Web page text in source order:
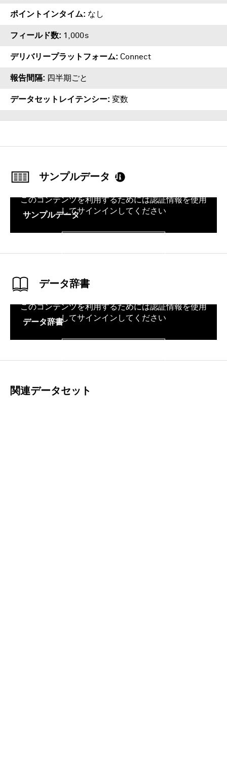
ポイントインタイム なし
フィールド数 1,000s
デリバリープラットフォーム Connect
報告間隔 四半期ごと
データセットレイテンシー 変数
サンプルデータ
サンプルデータ
このコンテンツを利用するためには認証情報を使用
してサインインしてください
データ辞書
データ辞書
このコンテンツを利用するためには認証情報を使用
してサインインしてください
関連データセット